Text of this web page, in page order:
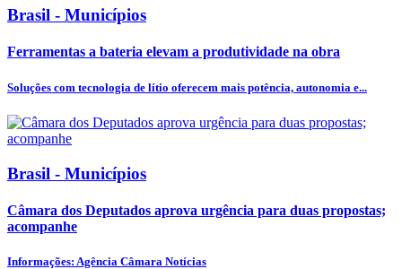
Brasil - Municípios
Ferramentas a bateria elevam a produtividade na obra
Soluções com tecnologia de lítio oferecem mais potência, autonomia e...
Brasil - Municípios
Câmara dos Deputados aprova urgência para duas propostas;
acompanhe
Informações: Agência Câmara Notícias